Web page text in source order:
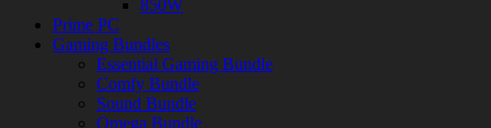
850W
Prime PC
Gaming Bundles
Essential Gaming Bundle
Comfy Bundle
Sound Bundle
Omega Bundle